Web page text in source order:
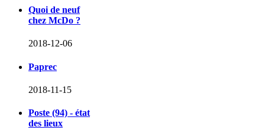
Quoi de neuf
chez McDo ?
2018-12-06
Paprec
2018-11-15
Poste (94) - état
des lieux